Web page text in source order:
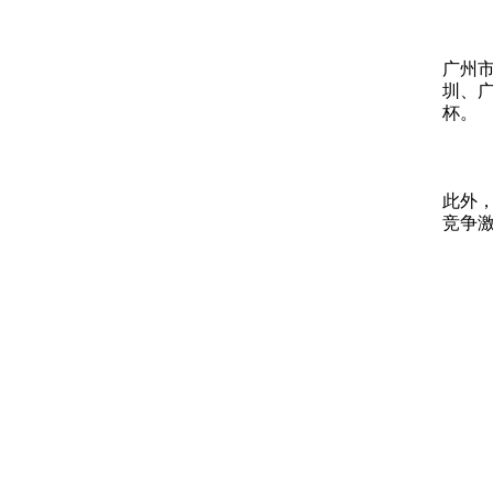
广州
圳、
杯。
此外
竞争